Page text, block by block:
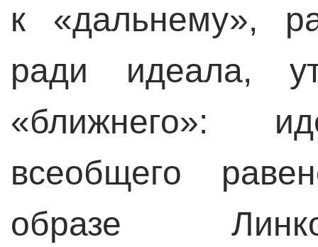
к «дальнему»,
ради идеала,
«ближнего»:
всеобщего
образе